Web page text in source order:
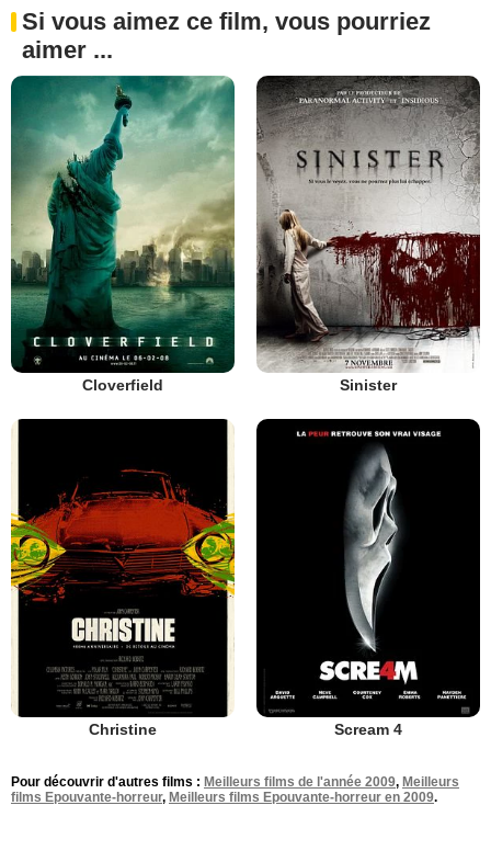
Si vous aimez ce film, vous pourriez
aimer ...
Cloverfield Sinister
Christine Scream 4
Pour découvrir d'autres films : Meilleurs films de l'année 2009, Meilleurs
films Epouvante-horreur, Meilleurs films Epouvante-horreur en 2009.